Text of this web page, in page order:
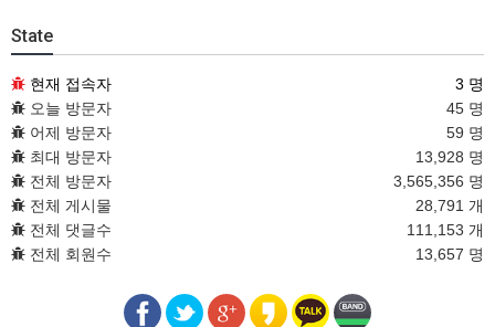
State
현재 접속자
3 명
오늘 방문자
45 명
어제 방문자
59 명
최대 방문자
13,928 명
전체 방문자
3,565,356 명
전체 게시물
28,791 개
전체 댓글수
111,153 개
전체 회원수
13,657 명